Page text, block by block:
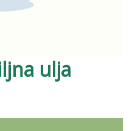
ulja